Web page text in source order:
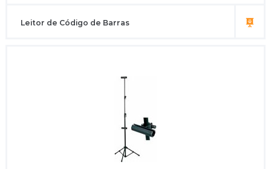
Leitor de Código de Barras